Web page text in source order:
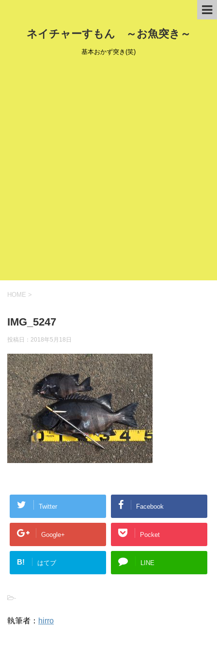
ネイチャーすもん ～お魚突き～
基本おかず突き(笑)
HOME >
IMG_5247
投稿日： 2018年5月18日
Twitter Facebook
Google+ Pocket
B! はてブ LINE
-
執筆者： hirro